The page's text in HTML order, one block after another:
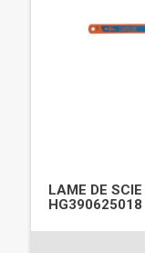
LAME DE
HG390625018